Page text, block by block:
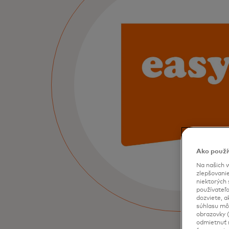
Ako
Na našich
niektorých
dozviete,
súhlasu
obrazovky
odmietnuť